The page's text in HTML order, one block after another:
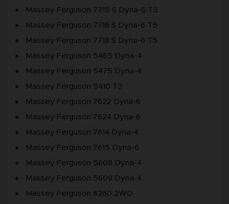
Massey Ferguson 7715 S Dyna-6 T5
Massey Ferguson 7716 S Dyna-6 T5
Massey Ferguson 7718 S Dyna-6 T5
Massey Ferguson 5465 Dyna-4
Massey Ferguson 5475 Dyna-4
Massey Ferguson 5410 T3
Massey Ferguson 7622 Dyna-6
Massey Ferguson 7624 Dyna-6
Massey Ferguson 7614 Dyna-4
Massey Ferguson 7615 Dyna-6
Massey Ferguson 5608 Dyna-4
Massey Ferguson 5609 Dyna-4
Massey Ferguson 8260 2WD